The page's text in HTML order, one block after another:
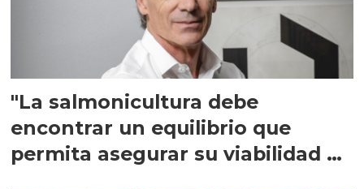
"La salmonicultura debe
encontrar un equilibrio que
permita asegurar su viabilidad de